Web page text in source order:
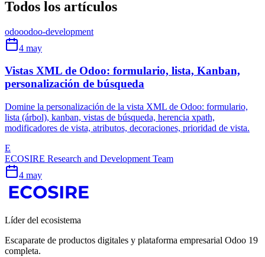
Todos los artículos
odooodoo-development
4 may
Vistas XML de Odoo: formulario, lista, Kanban,
personalización de búsqueda
Domine la personalización de la vista XML de Odoo: formulario,
lista (árbol), kanban, vistas de búsqueda, herencia xpath,
modificadores de vista, atributos, decoraciones, prioridad de vista.
E
ECOSIRE Research and Development Team
4 may
Líder del ecosistema
Escaparate de productos digitales y plataforma empresarial Odoo 19
completa.